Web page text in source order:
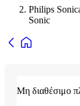
Philips
Sonic
Μη διαθέσιμο